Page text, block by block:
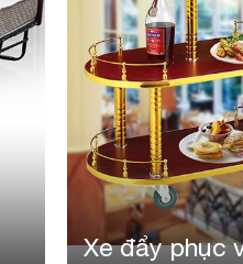
Cột chắn inox